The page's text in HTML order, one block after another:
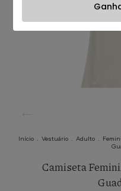
Início . Vestuário . Adulto .
Camiseta